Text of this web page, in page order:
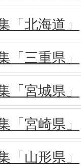
北海道」
三重県」
宮城県」
宮崎県」
山形県」